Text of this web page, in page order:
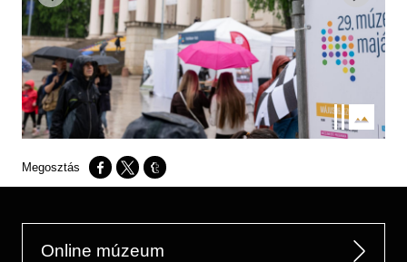
Opens in a new window
Opens in a new window
Opens in a new window
Online múzeum